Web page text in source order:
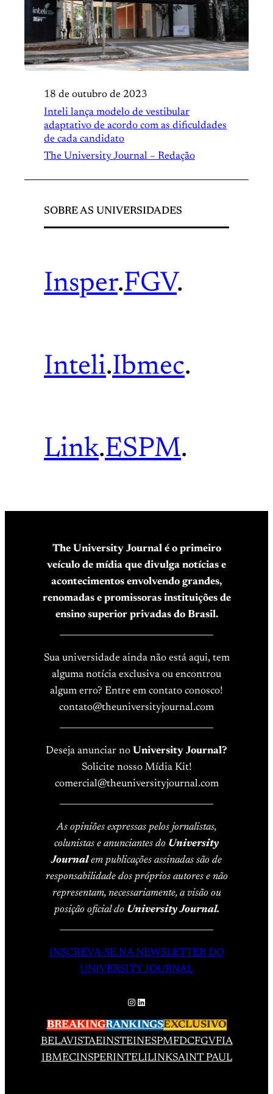
18 de outubro de 2023
Inteli lança modelo de vestibular
adaptativo de acordo com as dificuldades
de cada candidato
The University Journal – Redação
SOBRE AS UNIVERSIDADES
Insper.FGV.
Inteli.Ibmec.
Link.ESPM.
The University Journal é o primeiro
veículo de mídia que divulga notícias e
acontecimentos envolvendo grandes,
renomadas e promissoras instituições de
ensino superior privadas do Brasil.
Sua universidade ainda não está aqui, tem
alguma notícia exclusiva ou encontrou
algum erro? Entre em contato conosco!
contato@theuniversityjournal.com
Deseja anunciar no University Journal?
Solicite nosso Mídia Kit!
comercial@theuniversityjournal.com
As opiniões expressas pelos jornalistas,
colunistas e anunciantes do University
Journalem publicações assinadas são de
responsabilidade dos próprios autores e não
representam, necessariamente, a visão ou
posição oficial do University Journal.
INSCREVA-SE NA NEWSLETTER DO
UNIVERSITY JOURNAL
Instagram
LinkedIn
BREAKINGRANKINGSEXCLUSIVO
BELAVISTAEINSTEINESPMFDCFGVFIA
IBMECINSPERINTELILINKSAINT PAUL